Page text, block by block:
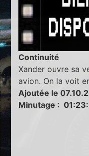
Continuité
Xander ouvre sa
avion. On la voit
Ajoutée le
Minutage :